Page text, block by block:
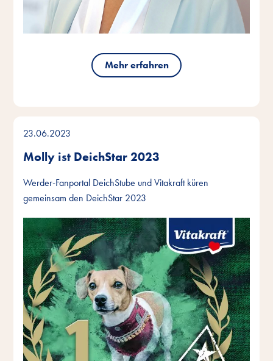
Mehr erfahren
23.06.2023
Molly ist DeichStar 2023
Werder-Fanportal DeichStube und Vitakraft küren
gemeinsam den DeichStar 2023